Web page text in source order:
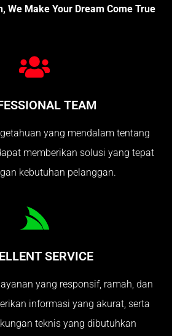
We Make Your Dream Come True
TEAM
yang mendalam tentang
memberikan solusi yang tepat
kebutuhan pelanggan.
SERVICE
yang responsif, ramah, dan
informasi yang akurat, serta
teknis yang dibutuhkan